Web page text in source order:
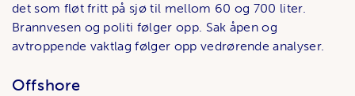
det som fløt fritt på sjø til mellom 60 og 700 liter.
Brannvesen og politi følger opp. Sak åpen og
avtroppende vaktlag følger opp vedrørende analyser.
Offshore